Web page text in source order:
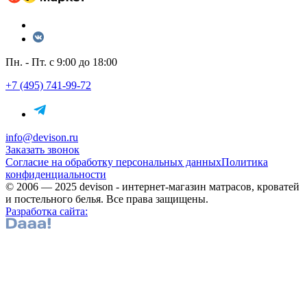
Пн. - Пт. с 9:00 до 18:00
+7 (495) 741-99-72
info@devison.ru
Заказать звонок
Согласие на обработку персональных данныхПолитика
конфиденциальности
© 2006 — 2025 devison - интернет-магазин матрасов, кроватей
и постельного белья. Все права защищены.
Разработка сайта: